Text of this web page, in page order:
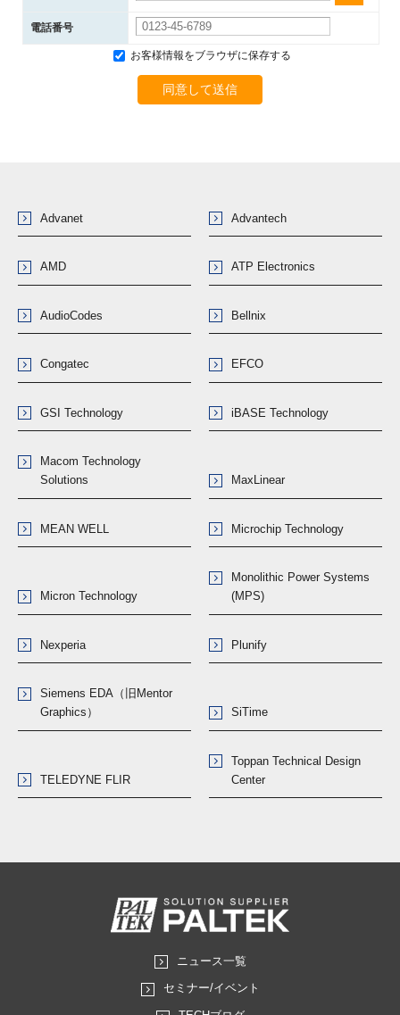
電話番号
お客様情報をブラウザに保存する
同意して送信
Advanet Advantech
AMD ATP Electronics
AudioCodes Bellnix
Congatec EFCO
GSI Technology iBASE Technology
Macom Technology
Solutions
MaxLinear
MEAN WELL Microchip Technology
Micron Technology
Monolithic Power Systems
(MPS)
Nexperia Plunify
Siemens EDA（旧Mentor
Graphics）
SiTime
TELEDYNE FLIR
Toppan Technical Design
Center
ニュース一覧
セミナー/イベント